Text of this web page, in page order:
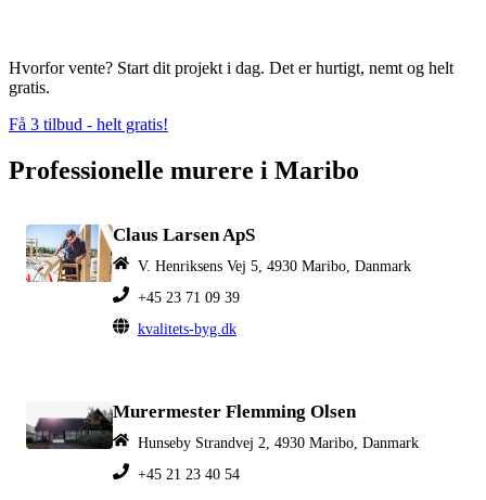
Hvorfor vente? Start dit projekt i dag. Det er hurtigt, nemt og helt
gratis.
Få 3 tilbud - helt gratis!
Professionelle murere i Maribo
Claus Larsen ApS
V. Henriksens Vej 5, 4930 Maribo, Danmark
+45 23 71 09 39
kvalitets-byg.dk
Murermester Flemming Olsen
Hunseby Strandvej 2, 4930 Maribo, Danmark
+45 21 23 40 54